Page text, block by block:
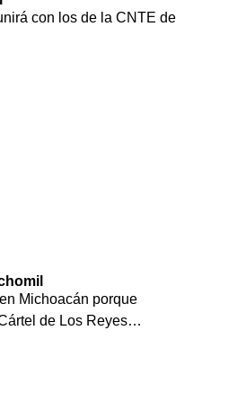
con los de la CNTE de
Michoacán porque
de Los Reyes…